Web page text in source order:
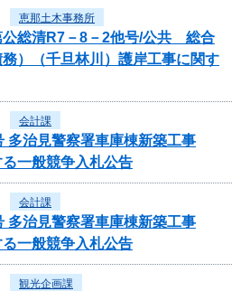
恵那土木事務所
公総清R7－8－2他号/公共 総合
）（千旦林川）護岸工事に関す
会計課
多治見警察署車庫棟新築工事
る一般競争入札公告
会計課
多治見警察署車庫棟新築工事
る一般競争入札公告
観光企画課